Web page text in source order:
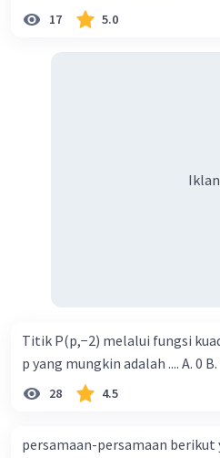
17 5.0
Iklan
Titik P(p,−2) melalui fungsi
p yang mungkin adalah .... A. 0 B.
28 4.5
persamaan-persamaan berikut